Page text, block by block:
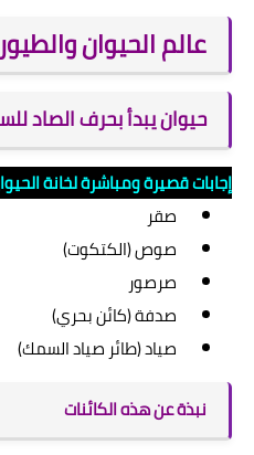
عالم الحيوان
حيوان يبدأ بحرف الصاد
إجابات قصيرة ومباشرة لخانة
صقر
صوص (الكتكوت)
صرصور
صدفة (كائن بحري)
صياد (طائر صياد السمك)
نبذة عن هذه الكائنات